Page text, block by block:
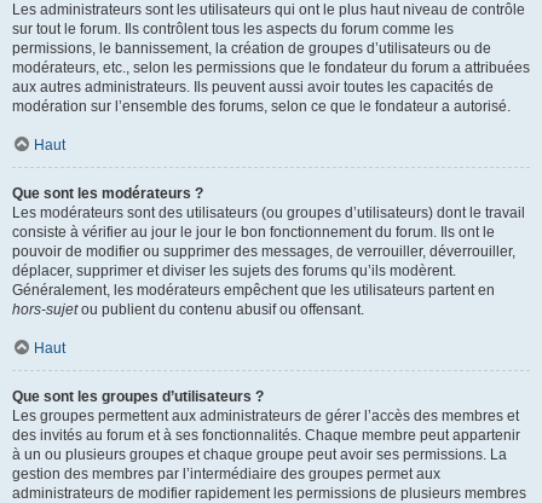
Les administrateurs sont les utilisateurs qui ont le plus haut niveau de contrôle
sur tout le forum. Ils contrôlent tous les aspects du forum comme les
permissions, le bannissement, la création de groupes d’utilisateurs ou de
modérateurs, etc., selon les permissions que le fondateur du forum a attribuées
aux autres administrateurs. Ils peuvent aussi avoir toutes les capacités de
modération sur l’ensemble des forums, selon ce que le fondateur a autorisé.
Haut
Que sont les modérateurs ?
Les modérateurs sont des utilisateurs (ou groupes d’utilisateurs) dont le travail
consiste à vérifier au jour le jour le bon fonctionnement du forum. Ils ont le
pouvoir de modifier ou supprimer des messages, de verrouiller, déverrouiller,
déplacer, supprimer et diviser les sujets des forums qu’ils modèrent.
Généralement, les modérateurs empêchent que les utilisateurs partent en
hors-sujetou publient du contenu abusif ou offensant.
Haut
Que sont les groupes d’utilisateurs ?
Les groupes permettent aux administrateurs de gérer l’accès des membres et
des invités au forum et à ses fonctionnalités. Chaque membre peut appartenir
à un ou plusieurs groupes et chaque groupe peut avoir ses permissions. La
gestion des membres par l’intermédiaire des groupes permet aux
administrateurs de modifier rapidement les permissions de plusieurs membres